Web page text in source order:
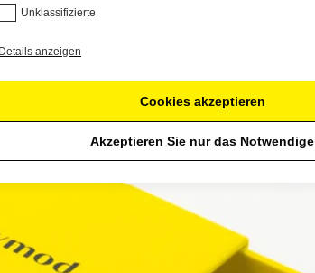
Unklassifizierte
anzeigen
Cookies akzeptieren
Akzeptieren Sie nur das Notwendige